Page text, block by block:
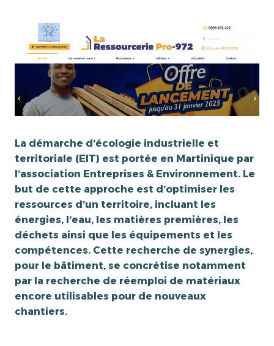
La démarche d’écologie industrielle et
territoriale (EIT) est portée en Martinique par
l’association Entreprises & Environnement. Le
but de cette approche est d’optimiser les
ressources d’un territoire, incluant les
énergies, l’eau, les matières premières, les
déchets ainsi que les équipements et les
compétences. Cette recherche de synergies,
pour le bâtiment, se concrétise notamment
par la recherche de réemploi de matériaux
encore utilisables pour de nouveaux
chantiers.